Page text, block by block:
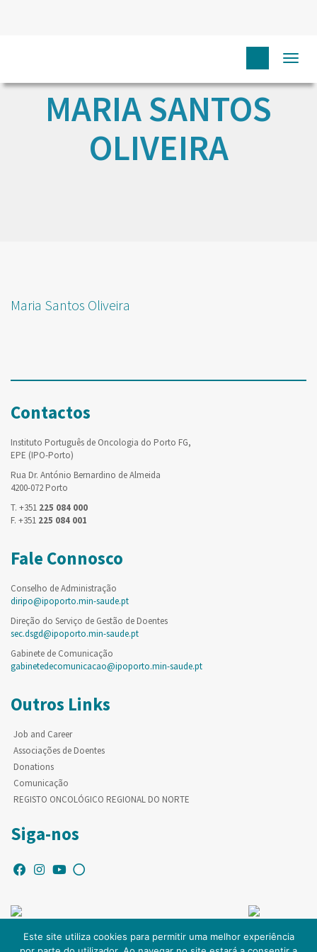
MARIA SANTOS
OLIVEIRA
Maria Santos Oliveira
Contactos
Instituto Português de Oncologia do Porto FG,
EPE (IPO-Porto)
Rua Dr. António Bernardino de Almeida
4200-072 Porto
T. +351 225 084 000
F. +351 225 084 001
Fale Connosco
Conselho de Administração
diripo@ipoporto.min-saude.pt
Direção do Serviço de Gestão de Doentes
sec.dsgd@ipoporto.min-saude.pt
Gabinete de Comunicação
gabinetedecomunicacao@ipoporto.min-saude.pt
Outros Links
Job and Career
Associações de Doentes
Donations
Comunicação
REGISTO ONCOLÓGICO REGIONAL DO NORTE
Siga-nos
Este site utiliza cookies para permitir uma melhor experiência